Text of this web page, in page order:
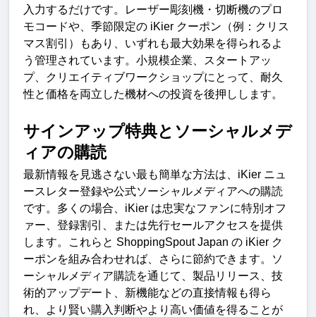
入力するだけです。
レーザー彫刻機・切断機のプロ
モコードや、季節限定の iKier クーポン（例：クリス
マス割引）もあり、いずれも最大効果を得られるよ
う管理されています。小規模企業、スタートアッ
プ、クリエイティブワークショップにとって、耐久
性と価格を両立した機材への投資を後押しします。
サインアップ特典とソーシャルメデ
ィアの購読
最新情報を見逃さない最も簡単な方法は、 iKier ニュ
ースレター登録や公式ソーシャルメディアへの購読
です。多くの場合、 iKier は忠実なファンに特別オフ
ァー、登録割引、または先行セールアクセスを提供
します。これらと ShoppingSpout Japan の iKier ク
ーポンを組み合わせれば、さらに節約できます。
ソ
ーシャルメディア購読を通じて、製品リリース、技
術的アップデート、新機能などの直接情報も得ら
れ、より賢い購入判断やより高い価値を得ることが